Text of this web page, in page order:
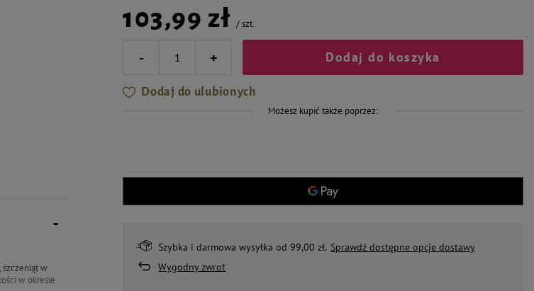
103,99 zł /szt.
- + Dodaj do koszyka
Dodaj do ulubionych
Możesz kupić także poprzez:
Szybka i darmowa wysyłka od 99,00 zł. Sprawdź dostępne opcje dostawy
Wygodny zwrot
szczeniąt w
w okresie